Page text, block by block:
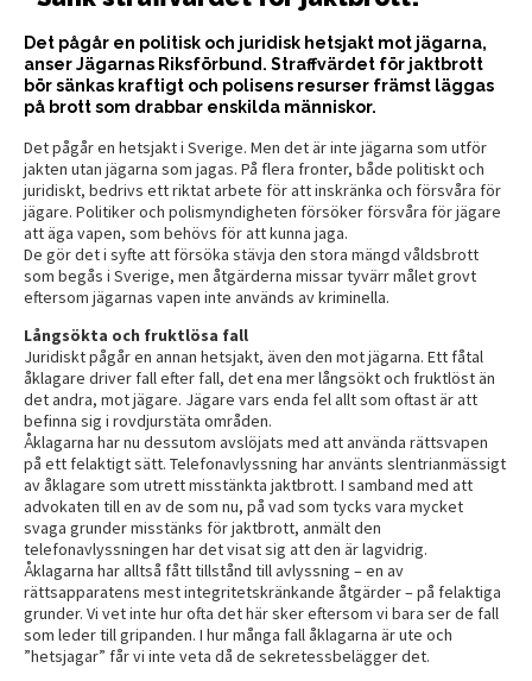
Det pågår en politisk och juridisk hetsjakt mot jägarna,
anser Jägarnas Riksförbund. Straffvärdet för jaktbrott
bör sänkas kraftigt och polisens resurser främst läggas
på brott som drabbar enskilda människor.
Det pågår en hetsjakt i Sverige. Men det är inte jägarna som utför
jakten utan jägarna som jagas. På flera fronter, både politiskt och
juridiskt, bedrivs ett riktat arbete för att inskränka och försvåra för
jägare. Politiker och polismyndigheten försöker försvåra för jägare
att äga vapen, som behövs för att kunna jaga.
De gör det i syfte att försöka stävja den stora mängd våldsbrott
som begås i Sverige, men åtgärderna missar tyvärr målet grovt
eftersom jägarnas vapen inte används av kriminella.
Långsökta och fruktlösa fall
Juridiskt pågår en annan hetsjakt, även den mot jägarna. Ett fåtal
åklagare driver fall efter fall, det ena mer långsökt och fruktlöst än
det andra, mot jägare. Jägare vars enda fel allt som oftast är att
befinna sig i rovdjurstäta områden.
Åklagarna har nu dessutom avslöjats med att använda rättsvapen
på ett felaktigt sätt. Telefonavlyssning har använts slentrianmässigt
av åklagare som utrett misstänkta jaktbrott. I samband med att
advokaten till en av de som nu, på vad som tycks vara mycket
svaga grunder misstänks för jaktbrott, anmält den
telefonavlyssningen har det visat sig att den är lagvidrig.
Åklagarna har alltså fått tillstånd till avlyssning – en av
rättsapparatens mest integritetskränkande åtgärder – på felaktiga
grunder. Vi vet inte hur ofta det här sker eftersom vi bara ser de fall
som leder till gripanden. I hur många fall åklagarna är ute och
”hetsjagar” får vi inte veta då de sekretessbelägger det.